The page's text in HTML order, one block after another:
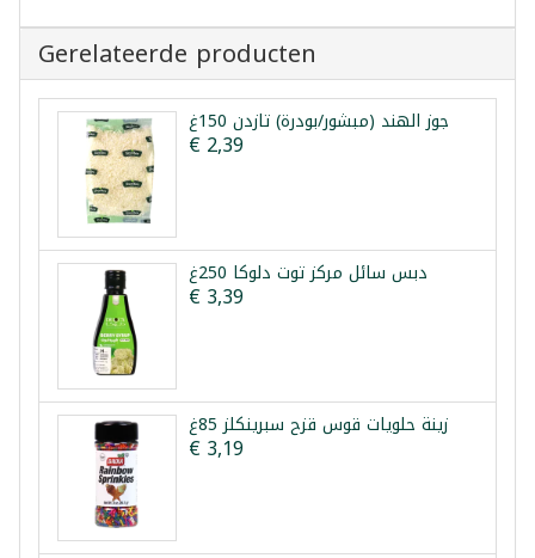
Gerelateerde producten
جوز الهند (مبشور/بودرة) تازدن 150غ
€ 2,39
دبس سائل مركز توت دلوكا 250غ
€ 3,39
زينة حلويات قوس قزح سبرينكلز 85غ
€ 3,19